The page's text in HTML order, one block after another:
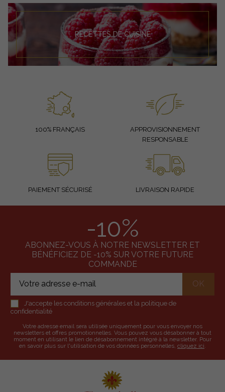
RECETTES DE CUISINE
100% FRANÇAIS
APPROVISIONNEMENT
RESPONSABLE
PAIEMENT SÉCURISÉ LIVRAISON RAPIDE
-10%
ABONNEZ-VOUS À NOTRE NEWSLETTER ET
BÉNÉFICIEZ DE -10% SUR VOTRE FUTURE
COMMANDE
J'accepte les conditions générales et la politique de
confidentialité
Votre adresse email sera utilisée uniquement pour vous envoyer nos
newsletters et offres promotionnelles. Vous pouvez vous désabonner à tout
moment en utilisant le lien de désabonnement intégré à la newsletter. Pour
en savoir plus sur l'utilisation de vos données personnelles, cliquez ici.